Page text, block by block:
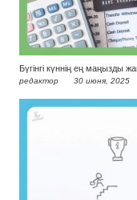
Бүгінгі күннің ең маңызды
редактор 30 июня, 2025